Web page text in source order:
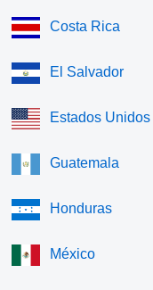
Costa Rica
El Salvador
Estados Unidos
Guatemala
Honduras
México